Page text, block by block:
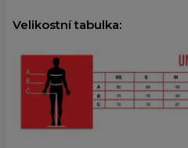
Velikostní tabulka: